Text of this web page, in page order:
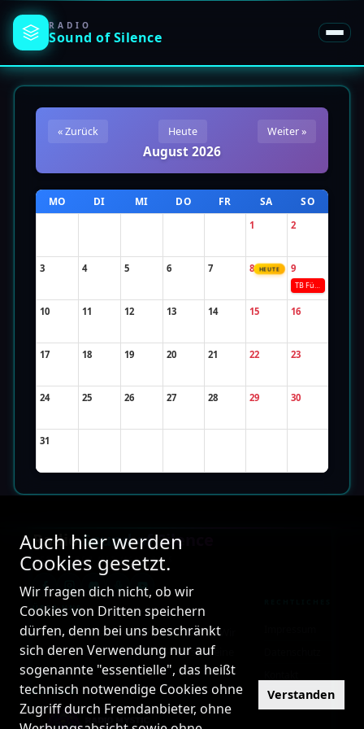
Auch hier werden
Cookies gesetzt.
Wir fragen dich nicht, ob wir
Cookies von Dritten speichern
dürfen, denn bei uns beschränkt
sich deren Verwendung nur auf
sogenannte "essentielle", das heißt
technisch notwendige Cookies ohne
Zugriff durch Fremdanbieter, ohne
Verstanden
RADIO
Sound ofSilence
« Zurück Heute Weiter »
August 2026
MO DI MI DO FR SA SO
1 2
3 4 5 6 7 8 HEUTE 9
TB Für alle Modis
10 11 12 13 14 15 16
17 18 19 20 21 22 23
24 25 26 27 28 29 30
31
RadioSound of Silence
DER SENDER MIT MEHR BISS
ÜBER UNS
24/7 Internetradio mit Herz und Seele. Wir
sind mehr als nur ein Radio – wir sind eine
Familie!
PARTNER